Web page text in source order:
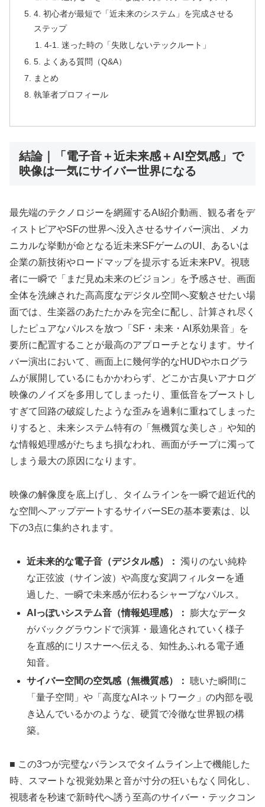
4. 初心者が最短で「近未来のシステム」を完成させる
ステップ
4-1. 迷った時の「失敗しないテックルート」
5. よくある質問（Q&A）
まとめ
執筆者プロフィール
結論｜「電子音＋近未来感＋AI空気感」で
映像は一気にサイバー世界になる
最先端のテクノロジーを網羅するAI紹介動画、観る者をデ
ィストピアやSFの世界へ没入させるサイバー演出、メカ
ニカルな挙動が命となる近未来SFゲームのUI、あるいは
企業の新技術やロードマップを提示する近未来PV。視聴
者に一瞬で「まだ見ぬ未来のビジョン」を予感させ、画面
全体を洗練された高高度なデジタル空間へ変貌させたい場
面では、生楽器のあたたかみを完全に配し、計算され尽く
したピュアなパルスを放つ「SF・未来・AI系効果音」を
要所に配置することが最高のアプローチとなります。サイ
バー演出において、画面上に幾何学的なHUDやホログラ
ムが展開しているにもかかわらず、どこか古臭いアナログ
映像のノイズを多用してしまったり、重低音をブーストし
すぎて回路の破綻したような歪みを過剰に重ねてしまった
りすると、未来システム特有の「無機質な美しさ」や知的
な情報処理感がたちまち損なわれ、画面がチープに濁って
しまう最大の原因になります。
映像の解像度を底上げし、タイムラインを一瞬で超近代的
な空間へアップデートするサイバーSEの基本要素は、以
下の3点に集約されます。
近未来的な電子音（デジタル感）： 濁りのない純粋
な正弦波（サイン波）や高度な変調フィルターを通
過した、一瞬で未来感が伝わるシャープなパルス。
AIっぽいシステム音（情報処理感）：
膨大なデータ
がバックグラウンドで演算・最適化されていく様子
を直感的にリスナーへ伝える、知性あふれる電子通
知音。
サイバー空間の空気感（無機質感）： 聴いた瞬間に
「量子空間」や「高度なAIネットワーク」の内部を覗
き込んでいるかのような、硬質で冷徹な世界観の構
築。
■ この3つが完璧なバランスでタイムライン上で機能した
時、スマートな視覚効果と音が寸分の狂いもなく同化し、
視聴者を秒速で新時代へ誘う至高のサイバー・テックコン